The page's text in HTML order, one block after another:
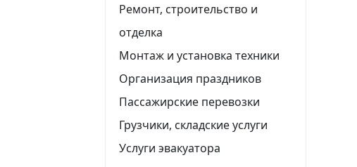
Ремонт, строительство и
отделка
Монтаж и установка техники
Организация праздников
Пассажирские перевозки
Грузчики, складские услуги
Услуги эвакуатора